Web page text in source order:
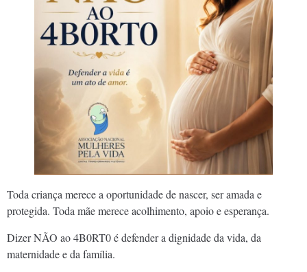
Toda criança merece a oportunidade de nascer, ser amada e
protegida. Toda mãe merece acolhimento, apoio e esperança.
Dizer NÃO ao 4B0RT0 é defender a dignidade da vida, da
maternidade e da família.